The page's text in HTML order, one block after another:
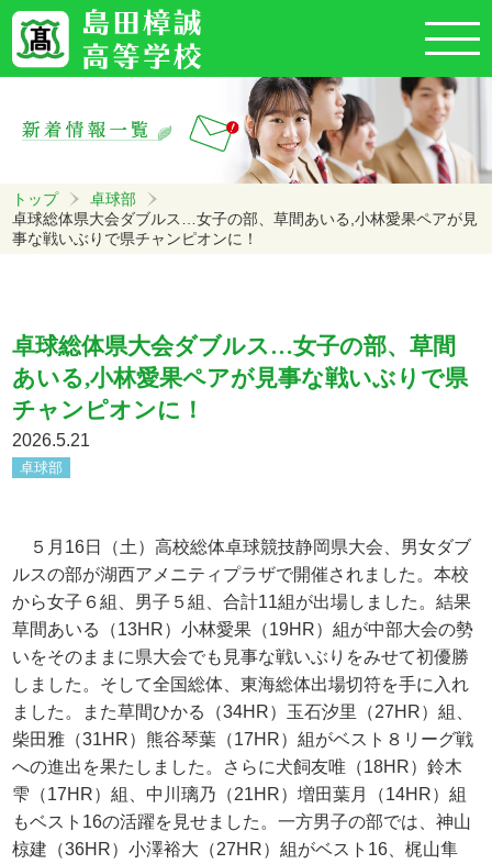
トップ
卓球部
卓球総体県大会ダブルス…女子の部、草間あいる,小林愛果ペアが見
事な戦いぶりで県チャンピオンに！
卓球総体県大会ダブルス…女子の部、草間
あいる,小林愛果ペアが見事な戦いぶりで県
チャンピオンに！
2026.5.21
卓球部
５月 16日（土）高校総体卓球競技静岡県大会、男女ダブ
ルスの部が湖西アメニティプラザで開催されました。本校
から女子６組、男子５組、合計11組が出場しました。結果
草間あいる（13HR）小林愛果（19HR）組が中部大会の勢
いをそのままに県大会でも見事な戦いぶりをみせて初優勝
しました。そして全国総体、東海総体出場切符を手に入れ
ました。また草間ひかる（34HR）玉石汐里（27HR）組、
柴田雅（31HR）熊谷琴葉（17HR）組がベスト８リーグ戦
への進出を果たしました。さらに犬飼友唯（18HR）鈴木
雫（17HR）組、中川璃乃（21HR）増田葉月（14HR）組
もベスト 16の活躍を見せました。一方男子の部では、神山
椋建（36HR）小澤裕大（27HR）組がベスト 16 、梶山隼